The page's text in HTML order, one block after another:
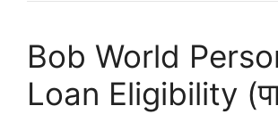
Bob World
Loan Eligibility